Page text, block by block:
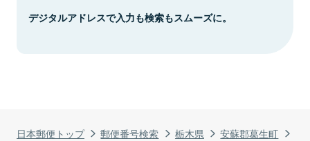
日本郵便トップ 郵便番号検索 栃木県
安蘇郡葛生町
デジタルアドレスで入力も検索もスムーズに。